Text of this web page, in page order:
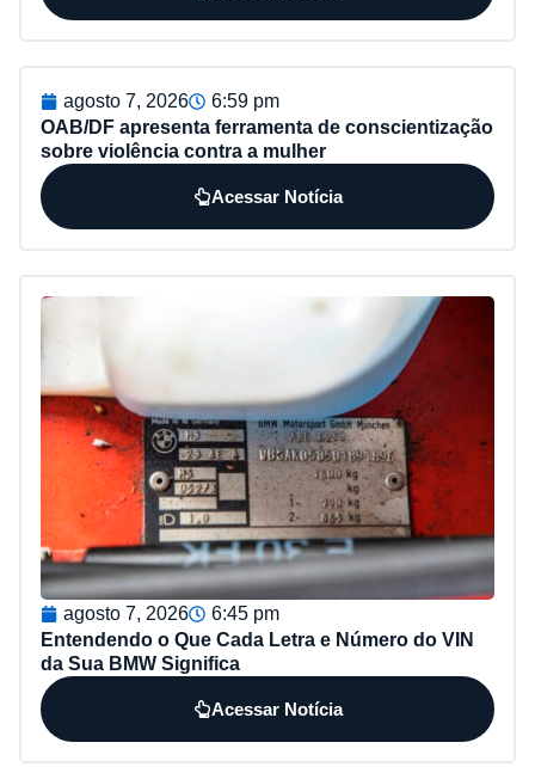
agosto 7, 2026
6:59 pm
OAB/DF apresenta ferramenta de conscientização
sobre violência contra a mulher
Acessar Notícia
agosto 7, 2026
6:45 pm
Entendendo o Que Cada Letra e Número do VIN
da Sua BMW Significa
Acessar Notícia